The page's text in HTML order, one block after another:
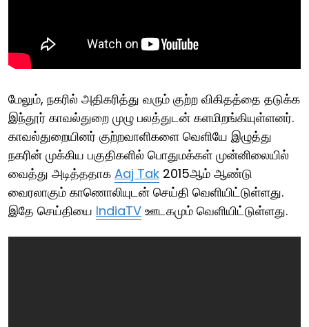
மேலும், நகரில் அதிகரித்து வரும் குற்ற விகிதத்தை தடுக்க
இந்தூர் காவல்துறை முழு பலத்துடன் களமிறங்கியுள்ளனர்.
காவல்துறையினர் குற்றவாளிகளை வெளியே இழுத்து
நகரின் முக்கிய பகுதிகளில் பொதுமக்கள் முன்னிலையில்
வைத்து அடித்ததாக Aaj Tak 2015ஆம் ஆண்டு
வைரலாகும் காணொலியுடன் செய்தி வெளியிட்டுள்ளது.
இதே செய்தியை IndiaTV ஊடகமும் வெளியிட்டுள்ளது.